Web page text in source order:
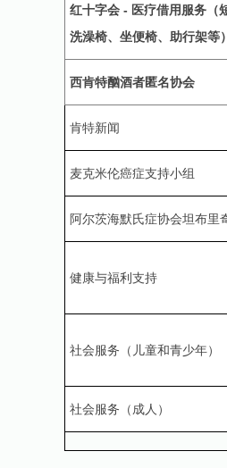
红十字会 - 医疗借用服务（
洗澡椅、坐便椅、助行架等）
西肯特酗酒者匿名协会
肯特新闻
麦克米伦癌症支持小组
阿尔茨海默氏症协会坦布里
健康与福利支持
社会服务（儿童和青少年）
社会服务（成人）